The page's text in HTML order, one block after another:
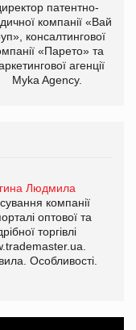
патентно-
компанії «Вайз
консалтингової
«Парето» та
агенції
Myka Agency.
Людмила
компанії
оптової та
торгівлі
Особливості.